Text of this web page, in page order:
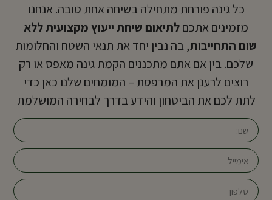
כל גינה פורחת מתחילה בשיחה אחת טובה. אנחנו
מזמינים אתכםלתיאום שיחת ייעוץ מקצועית ללא
שום התחייבות, בה נבין יחד את תנאי השטח והחלומות
שלכם. בין אם אתם מתכננים הקמת גינה מאפס או רק
רוצים לרענן את המרפסת – המומחים שלנו כאן כדי
לתת לכם את הביטחון והידע בדרך לבחירה המושלמת